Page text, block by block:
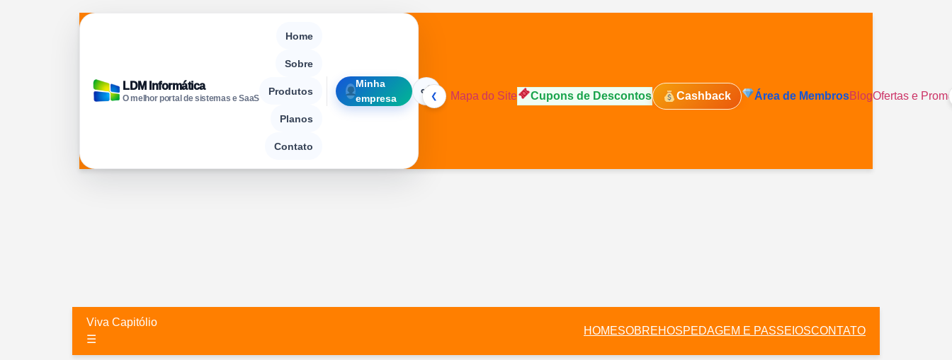
LDM Informática
O melhor portal de sistemas e SaaS
Home
Sobre
Produtos
Planos
Contato
Minha
empresa
❮ Mapa do Site Cupons de Descontos Cashback Área de MembrosBlogOfertas e
Viva Capitólio
☰
HOMESOBREHOSPEDAGEM E PASSEIOSCONTATO